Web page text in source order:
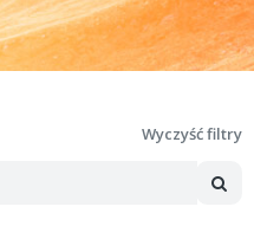
Wyczyść filtry